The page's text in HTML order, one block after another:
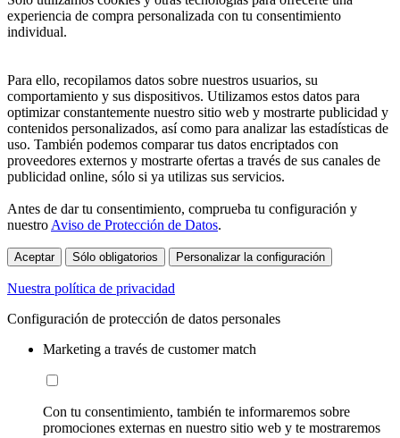
experiencia de compra personalizada con tu consentimiento
individual.
Para ello, recopilamos datos sobre nuestros usuarios, su
comportamiento y sus dispositivos. Utilizamos estos datos para
optimizar constantemente nuestro sitio web y mostrarte publicidad y
contenidos personalizados, así como para analizar las estadísticas de
uso. También podemos comparar tus datos encriptados con
proveedores externos y mostrarte ofertas a través de sus canales de
publicidad online, sólo si ya utilizas sus servicios.
Antes de dar tu consentimiento, comprueba tu configuración y
nuestro Aviso de Protección de Datos.
Aceptar Sólo obligatorios Personalizar la configuración
Nuestra política de privacidad
Configuración de protección de datos personales
Marketing a través de customer match
Con tu consentimiento, también te informaremos sobre
promociones externas en nuestro sitio web y te mostraremos